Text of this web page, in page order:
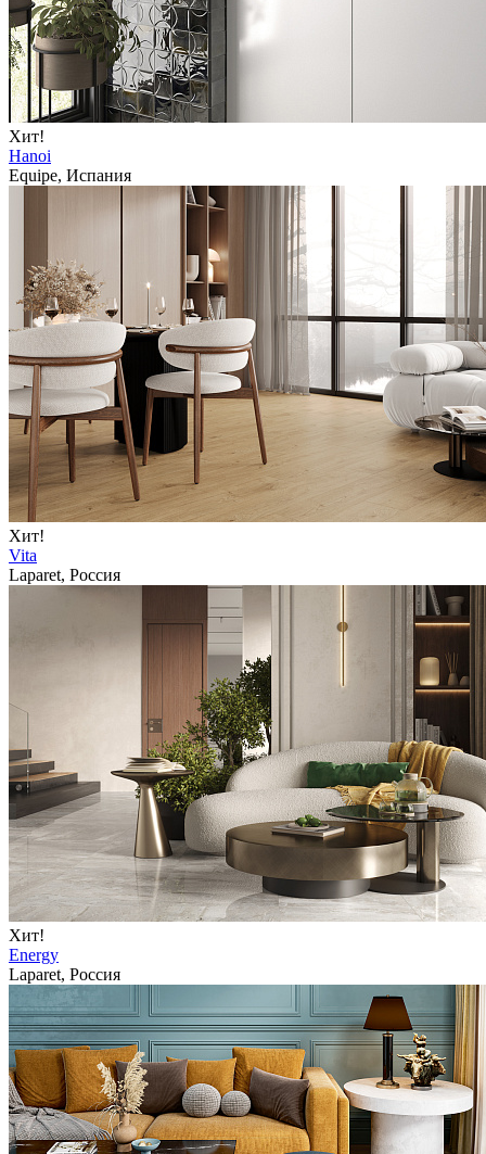
Хит!
Hanoi
Equipe, Испания
Хит!
Vita
Laparet, Россия
Хит!
Energy
Laparet, Россия